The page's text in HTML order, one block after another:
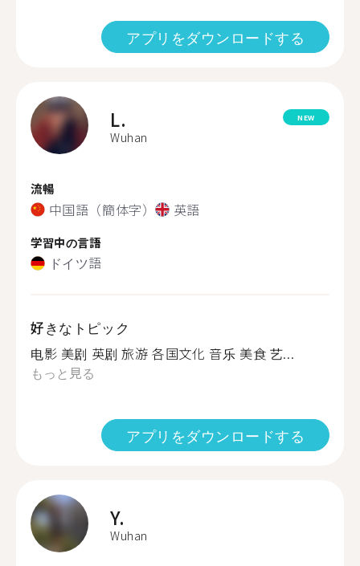
アプリをダウンロードする
L.
Wuhan
NEW
流暢
中国語（簡体字） 英語
学習中の言語
ドイツ語
好きなトピック
电影 美剧 英剧 旅游 各国文化 音乐 美食 艺...
もっと見る
アプリをダウンロードする
Y.
Wuhan